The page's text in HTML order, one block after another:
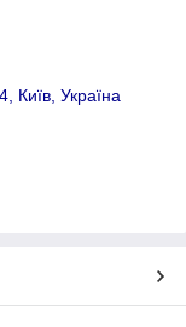
Київ, Україна